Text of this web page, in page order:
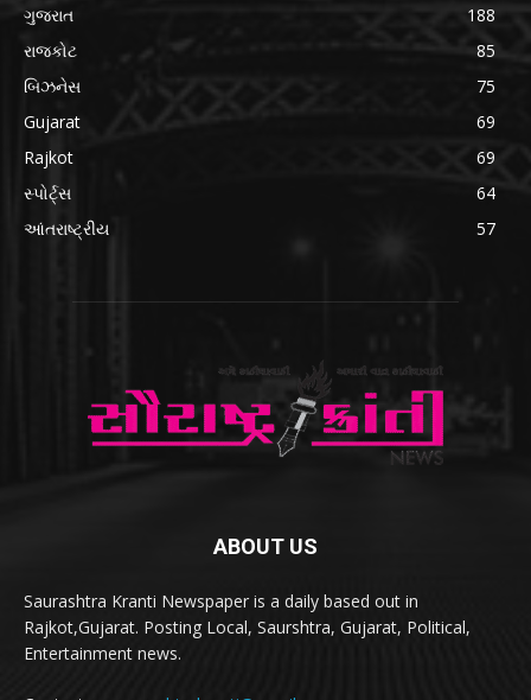
ગુજરાત
188
રાજકોટ
85
બિઝનેસ
75
Gujarat
69
Rajkot
69
સ્પોર્ટ્સ
64
આંતરાષ્ટ્રીય
57
ABOUT US
Saurashtra Kranti Newspaper is a daily based out in
Rajkot,Gujarat. Posting Local, Saurshtra, Gujarat, Political,
Entertainment news.